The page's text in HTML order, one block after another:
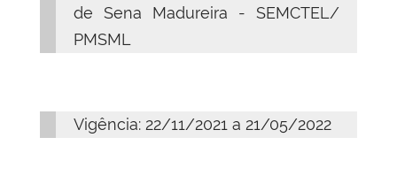
de Sena Madureira - SEMCTEL/
PMSML
Vigência: 22/11/2021 a 21/05/2022